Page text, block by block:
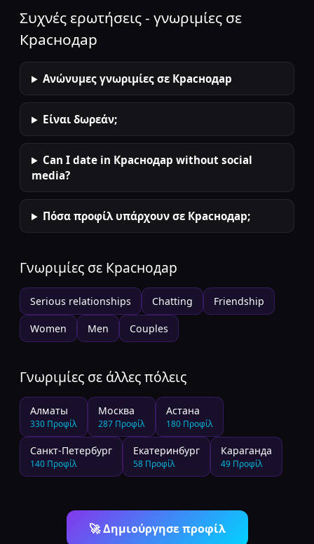
Συχνές ερωτήσεις - γνωριμίες σε
Краснодар
Ανώνυμες γνωριμίες σε Краснодар
Είναι δωρεάν;
Can I date in Краснодар without social
media?
Πόσα προφίλ υπάρχουν σε Краснодар;
Γνωριμίες σε Краснодар
Serious relationships Chatting Friendship
Women Men Couples
Γνωριμίες σε άλλες πόλεις
Алматы
330 Προφίλ
Москва
287 Προφίλ
Астана
180 Προφίλ
Санкт-Петербург
140 Προφίλ
Екатеринбург
58 Προφίλ
Караганда
49 Προφίλ
🚀Δημιούργησε προφίλ